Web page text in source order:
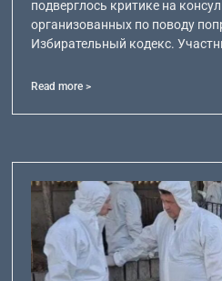
подверглось критике на
организованных по поводу
Избирательный кодекс.
Read more >